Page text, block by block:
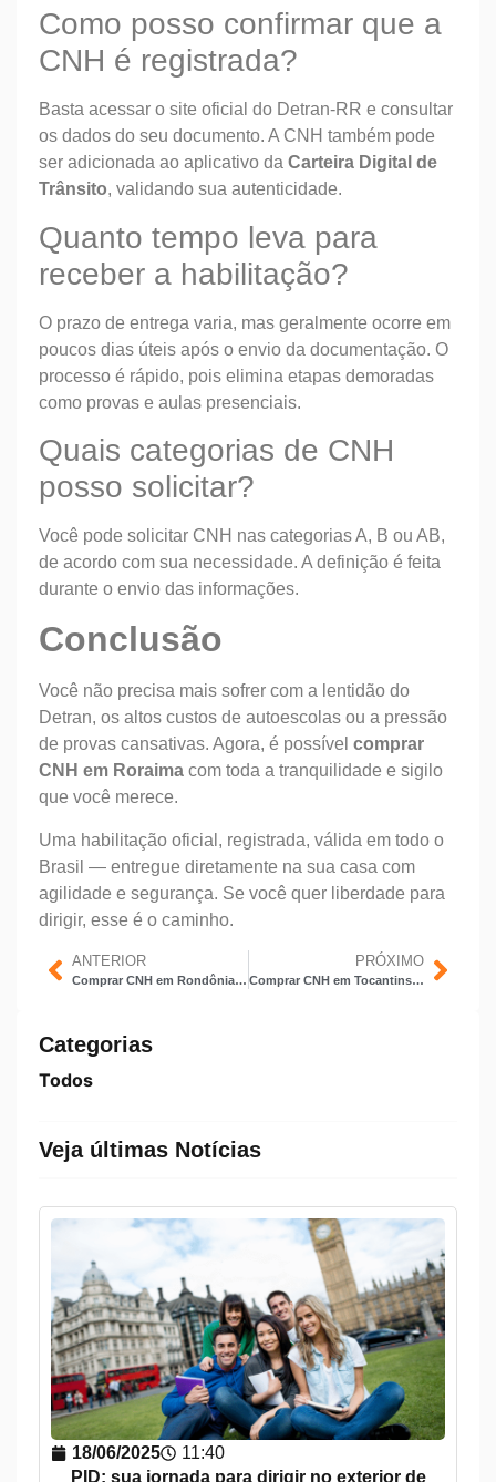
Como posso confirmar que a
CNH é registrada?
Basta acessar o site oficial do Detran-RR e consultar
os dados do seu documento. A CNH também pode
ser adicionada ao aplicativo da Carteira Digital de
Trânsito, validando sua autenticidade.
Quanto tempo leva para
receber a habilitação?
O prazo de entrega varia, mas geralmente ocorre em
poucos dias úteis após o envio da documentação. O
processo é rápido, pois elimina etapas demoradas
como provas e aulas presenciais.
Quais categorias de CNH
posso solicitar?
Você pode solicitar CNH nas categorias A, B ou AB,
de acordo com sua necessidade. A definição é feita
durante o envio das informações.
Conclusão
Você não precisa mais sofrer com a lentidão do
Detran, os altos custos de autoescolas ou a pressão
de provas cansativas. Agora, é possível comprar
CNH em Roraima com toda a tranquilidade e sigilo
que você merece.
Uma habilitação oficial, registrada, válida em todo o
Brasil — entregue diretamente na sua casa com
agilidade e segurança. Se você quer liberdade para
dirigir, esse é o caminho.
ANTERIOR
Comprar CNH em Rondônia: tenha sua habilitação sem burocracia e com total segurança
PRÓXIMO
Comprar CNH em Tocantins: facilidade, segurança e agilidade no processo
Categorias
Todos
Veja últimas Notícias
18/06/2025
11:40
PID: sua jornada para dirigir no exterior de